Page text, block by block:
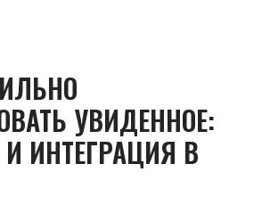
УВИДЕННОЕ:
ИНТЕГРАЦИЯ В